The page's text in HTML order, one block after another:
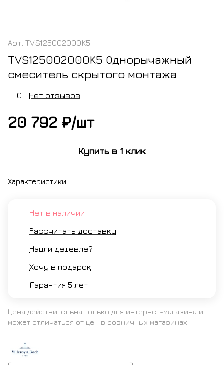
Арт. TVS125002000K5
TVS125002000K5 Однорычажный
смеситель скрытого монтажа
0 Нет отзывов
20 792 ₽/шт
Купить в 1 клик
Характеристики
Нет в наличии
Рассчитать доставку
Нашли дешевле?
Хочу в подарок
Гарантия 5 лет
Цена действительна только для интернет-магазина и
может отличаться от цен в розничных магазинах